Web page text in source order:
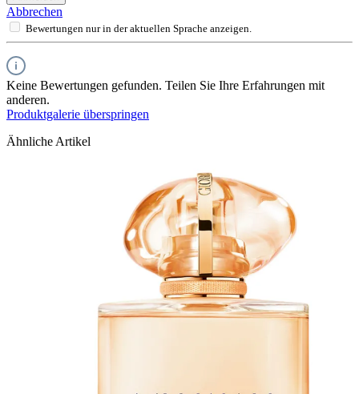
Abbrechen
Bewertungen nur in der aktuellen Sprache anzeigen.
Keine Bewertungen gefunden. Teilen Sie Ihre Erfahrungen mit
anderen.
Produktgalerie überspringen
Ähnliche Artikel